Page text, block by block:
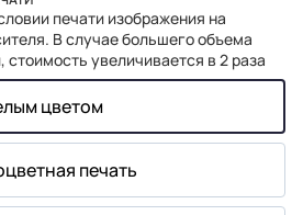
печати изображения на
В случае большего объема
увеличивается в 2 раза
цветом
печать